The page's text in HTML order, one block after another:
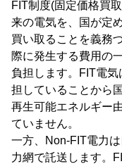
FIT制度(固定価格買
来の電気を、国が定
買い取ることを義務
際に発生する費用の
負担します。FIT電
担していることから
再生可能エネルギー
ていません。
一方、Non-FIT電力
力網で託送します。